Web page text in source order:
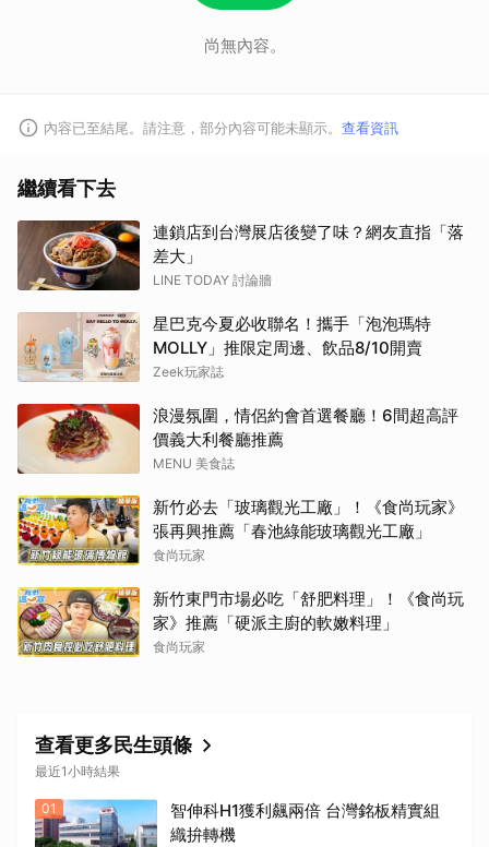
尚無內容。
內容已至結尾。請注意，部分內容可能未顯示。 查看資訊
繼續看下去
連鎖店到台灣展店後變了味？網友直指「落
差大」
LINE TODAY 討論牆
星巴克今夏必收聯名！攜手「泡泡瑪特
MOLLY」推限定周邊、飲品8/10開賣
Zeek玩家誌
浪漫氛圍，情侶約會首選餐廳！6間超高評
價義大利餐廳推薦
MENU 美食誌
新竹必去「玻璃觀光工廠」！《食尚玩家》
張再興推薦「春池綠能玻璃觀光工廠」
食尚玩家
新竹東門市場必吃「舒肥料理」！《食尚玩
家》推薦「硬派主廚的軟嫩料理」
食尚玩家
查看更多民生頭條
最近1小時結果
01
智伸科H1獲利飆兩倍 台灣銘板精實組
織拚轉機